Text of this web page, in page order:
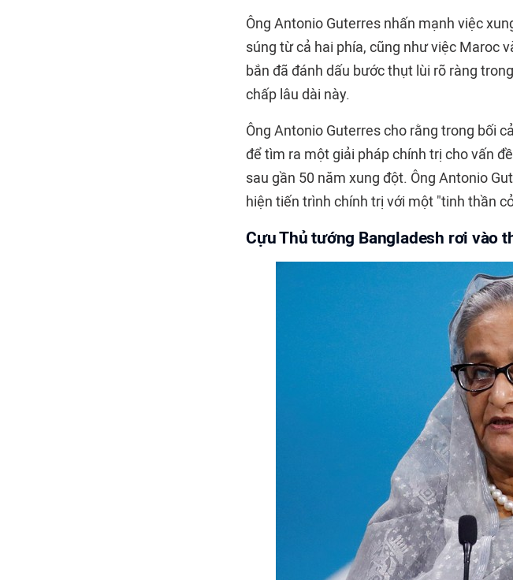
Ông Antonio Guterres nhấn mạnh việc
súng từ cả hai phía, cũng như việc Maroc
bắn đã đánh dấu bước thụt lùi rõ ràng
chấp lâu dài này.
Ông Antonio Guterres cho rằng trong bối
để tìm ra một giải pháp chính trị cho vấn
sau gần 50 năm xung đột. Ông Antonio
hiện tiến trình chính trị với một "tinh thần
Cựu Thủ tướng Bangladesh rơi vào